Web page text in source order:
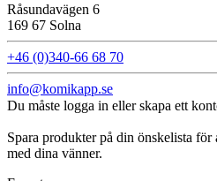
Råsundavägen 6
169 67 Solna
+46 (0)340-66 68 70
info@komikapp.se
Du måste logga in eller skapa ett
Spara produkter på din önskelista för
med dina vänner.